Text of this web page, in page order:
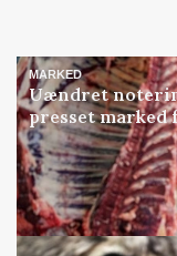
MARKED
Uændret
presset marked